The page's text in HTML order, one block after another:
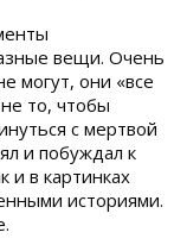
вещи. Очень
могут, они «все
то, чтобы
с мертвой
и побуждал к
и в картинках
историями.